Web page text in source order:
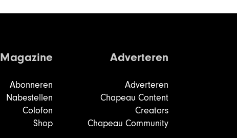
Magazine
Abonneren
Nabestellen
Colofon
Shop
Adverteren
Adverteren
Chapeau Content
Creators
Chapeau Community